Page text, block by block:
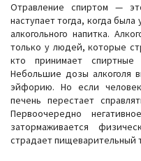
Отравление спиртом —
наступает тогда, когда
алкогольного напитка.
только у людей, которые
кто принимает
Небольшие дозы алкоголя
эйфорию. Но если
печень перестает
Первоочередно
затормаживается
страдает пищеварительный